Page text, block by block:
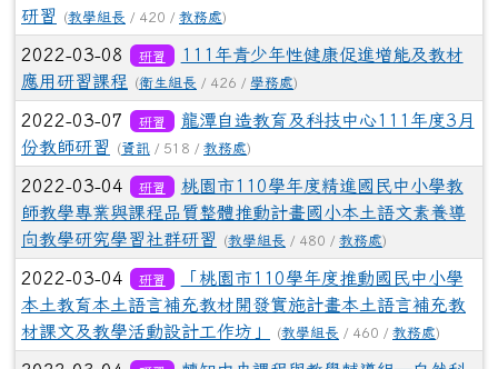
研習
(教學組長 / 420 / 教務處)
2022-03-08 研習
111年青少年性健康促進增能及教材
應用研習課程
(衛生組長 / 426 / 學務處)
2022-03-07 研習
龍潭自造教育及科技中心111年度3月
份教師研習
(資訊 / 518 / 教務處)
2022-03-04 研習
桃園市110學年度精進國民中小學教
師教學專業與課程品質整體推動計畫國小本土語文素養導
向教學研究學習社群研習
(教學組長 / 480 / 教務處)
2022-03-04 研習
「桃園市110學年度推動國民中小學
本土教育本土語言補充教材開發實施計畫本土語言補充教
材課文及教學活動設計工作坊」
(教學組長 / 460 / 教務處)